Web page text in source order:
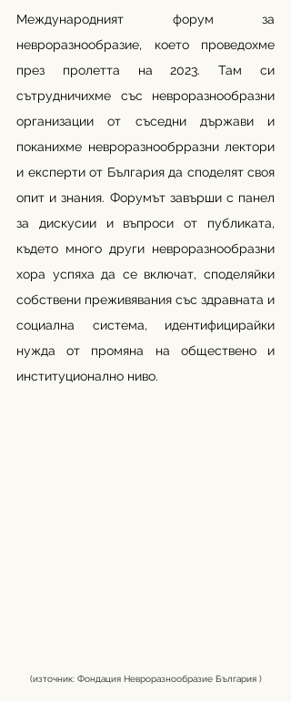
Международният форум за
невроразнообразие, което проведохме
през пролетта на 2023. Там си
сътрудничихме със невроразнообразни
организации от съседни държави и
поканихме невроразнообрразни лектори
и експерти от България да споделят своя
опит и знания. Форумът завърши с панел
за дискусии и въпроси от публиката,
където много други невроразнообразни
хора успяха да се включат, споделяйки
собствени преживявания със здравната и
социална система, идентифицирайки
нужда от промяна на обществено и
институционално ниво.
(източник: Фондация Невроразнообразие България )